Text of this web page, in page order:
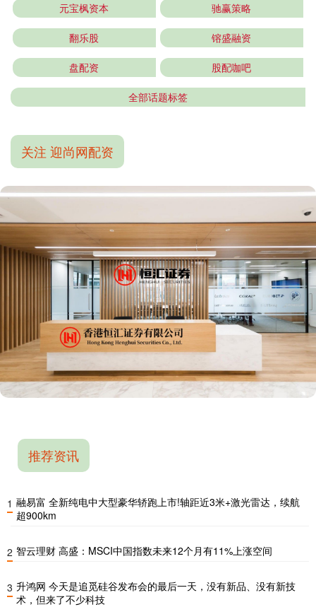
元宝枫资本 驰赢策略
翻乐股 镕盛融资
盘配资 股配咖吧
全部话题标签
关注 迎尚网配资
推荐资讯
1 融易富 全新纯电中大型豪华轿跑上市!轴距近3米+激光雷达，续航
超900km
2 智云理财 高盛：MSCI中国指数未来12个月有11%上涨空间
3 升鸿网 今天是追觅硅谷发布会的最后一天，没有新品、没有新技
术，但来了不少科技